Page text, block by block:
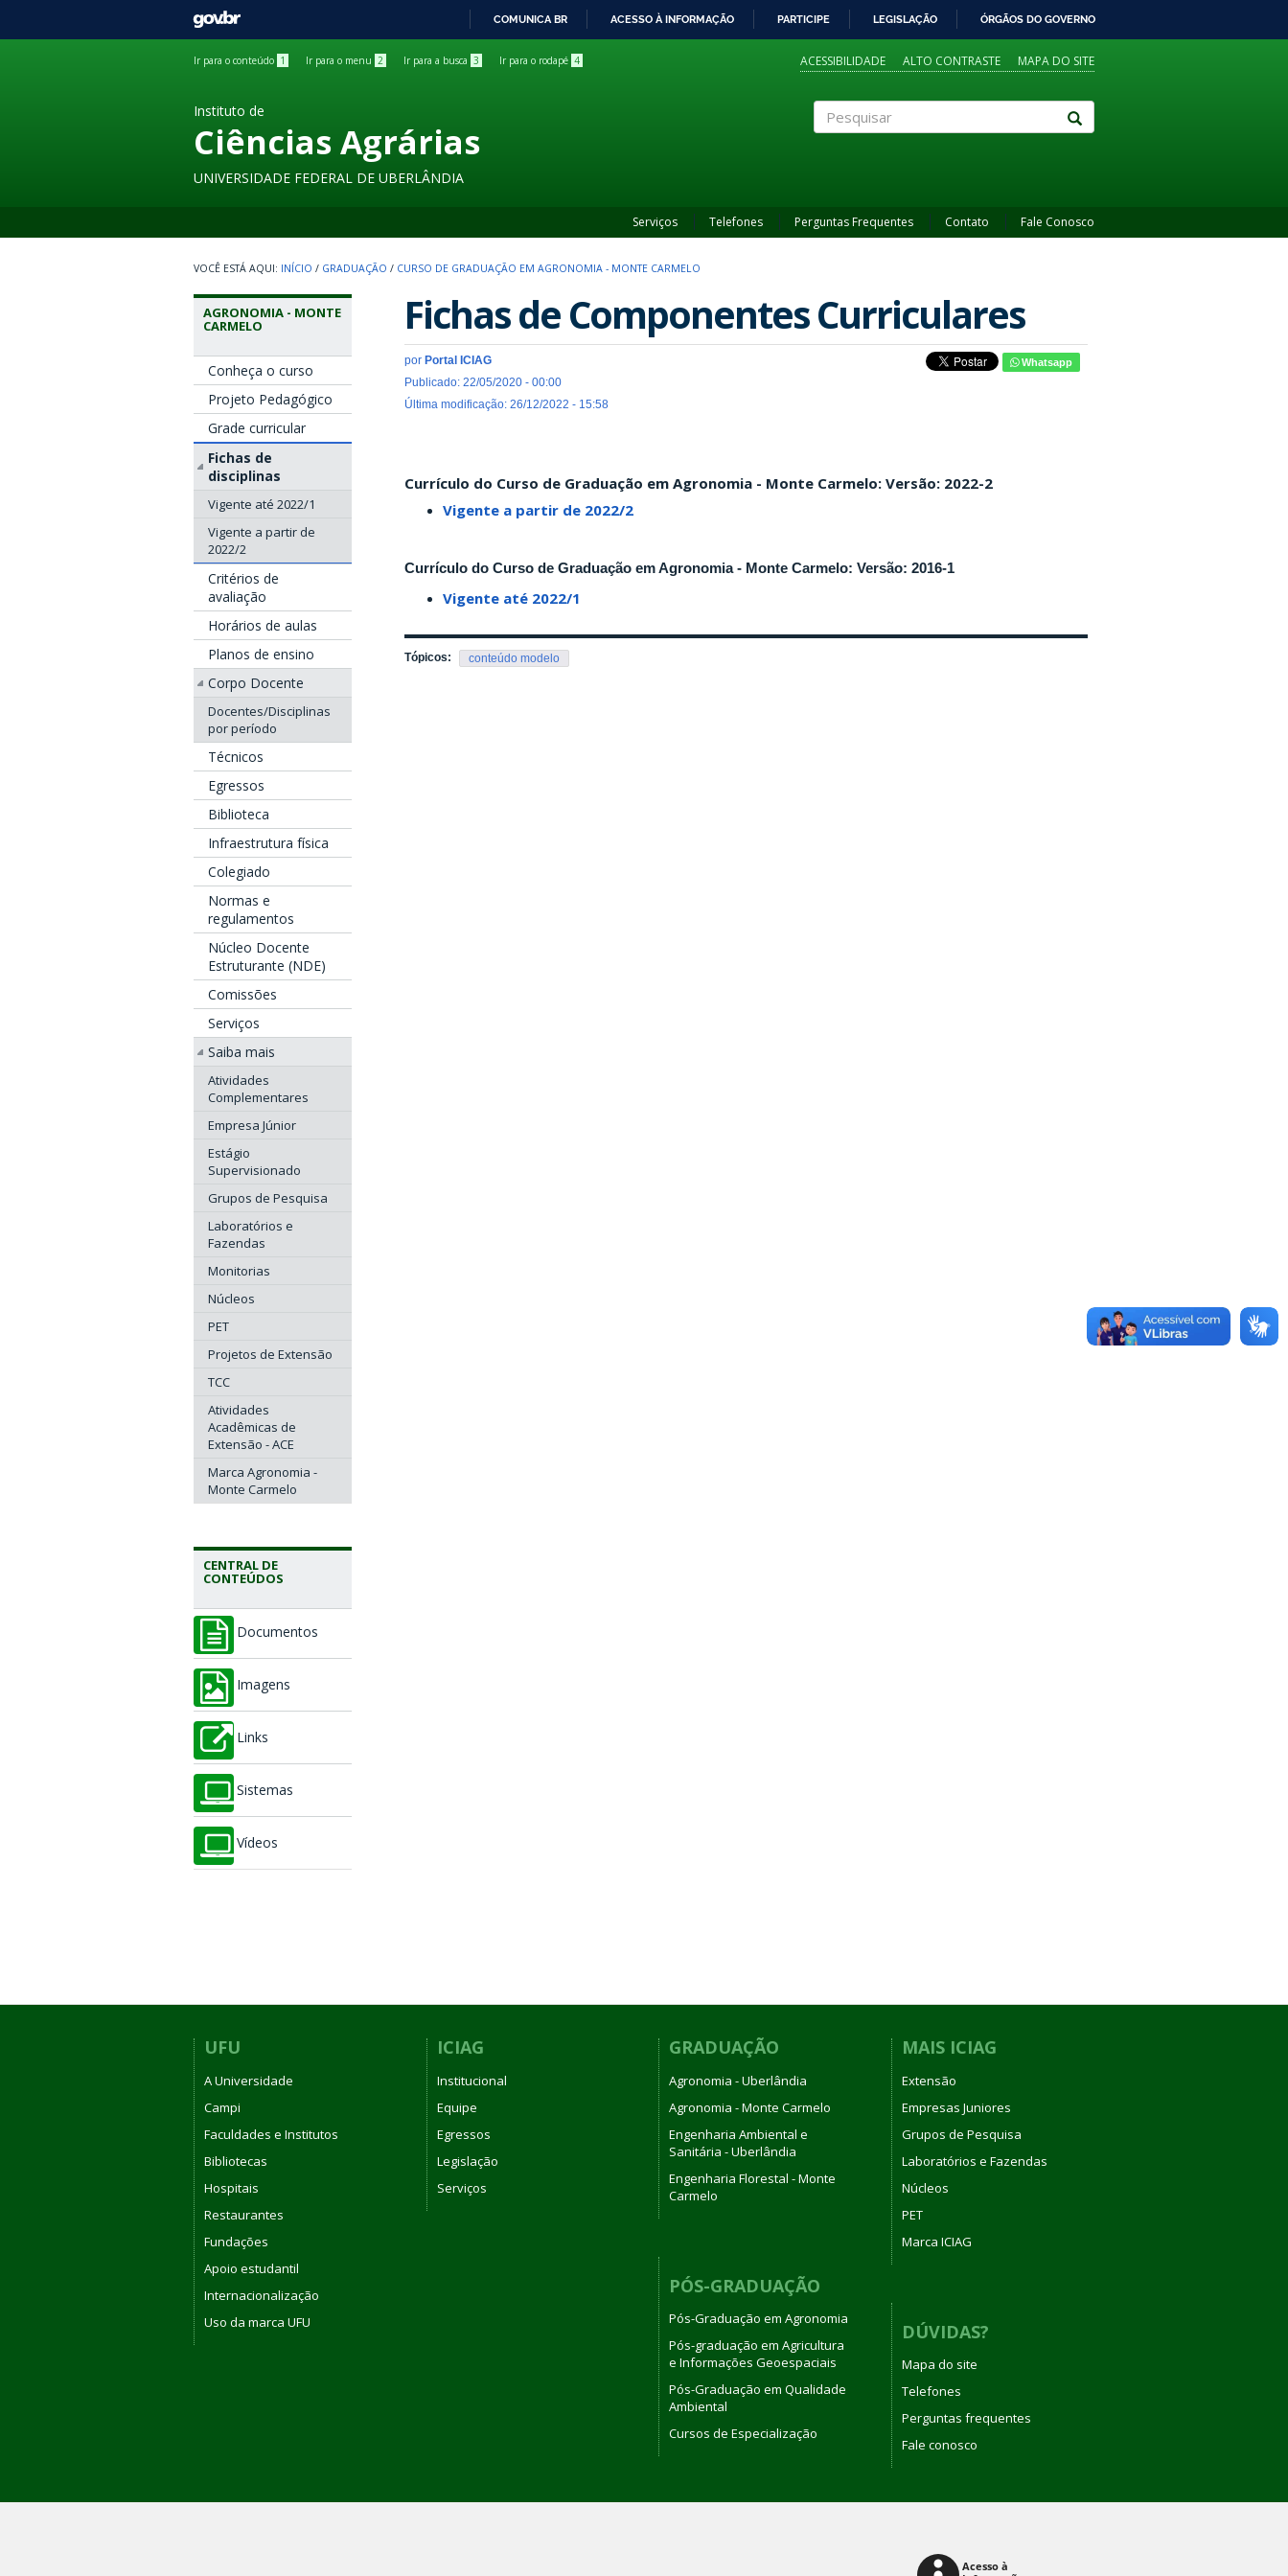
GOVBR
COMUNICA BR ACESSO À INFORMAÇÃO PARTICIPE LEGISLAÇÃO ÓRGÃOS DO GOVERNO
Ir para o conteúdo 1 Ir para o menu 2 Ir para a busca 3 Ir para o rodapé 4 ACESSIBILIDADE ALTO CONTRASTE MAPA DO SITE
Instituto de
Ciências Agrárias
UNIVERSIDADE FEDERAL DE UBERLÂNDIA
Serviços Telefones Perguntas Frequentes Contato Fale Conosco
INÍCIO / GRADUAÇÃO / CURSO DE GRADUAÇÃO EM AGRONOMIA - MONTE CARMELO
AGRONOMIA - MONTE
CARMELO
Conheça o curso
Projeto Pedagógico
Grade curricular
Fichas de
disciplinas
Vigente até 2022/1
Vigente a partir de
2022/2
Critérios de
avaliação
Horários de aulas
Planos de ensino
Corpo Docente
Docentes/Disciplinas
por período
Técnicos
Egressos
Biblioteca
Infraestrutura física
Colegiado
Normas e
regulamentos
Núcleo Docente
Estruturante (NDE)
Comissões
Serviços
Saiba mais
Atividades
Complementares
Empresa Júnior
Estágio
Supervisionado
Grupos de Pesquisa
Laboratórios e
Fazendas
Monitorias
Núcleos
PET
Projetos de Extensão
TCC
Atividades
Acadêmicas de
Extensão - ACE
Marca Agronomia -
Monte Carmelo
CENTRAL DE
CONTEÚDOS
Documentos
Imagens
Links
Sistemas
Vídeos
Fichas de Componentes Curriculares
por Portal ICIAG
Publicado: 22/05/2020 - 00:00
Última modificação: 26/12/2022 - 15:58
Whatsapp
Currículo do Curso de Graduação em Agronomia - Monte Carmelo: Versão: 2022-2
Vigente a partir de 2022/2
Currículo do Curso de Graduação em Agronomia - Monte Carmelo: Versão: 2016-1
Vigente até 2022/1
Tópicos: conteúdo modelo
UFU
A Universidade
Campi
Faculdades e Institutos
Bibliotecas
Hospitais
Restaurantes
Fundações
Apoio estudantil
Internacionalização
Uso da marca UFU
ICIAG
Institucional
Equipe
Egressos
Legislação
Serviços
GRADUAÇÃO
Agronomia - Uberlândia
Agronomia - Monte Carmelo
Engenharia Ambiental e
Sanitária - Uberlândia
Engenharia Florestal - Monte
Carmelo
PÓS-GRADUAÇÃO
Pós-Graduação em Agronomia
Pós-graduação em Agricultura
e Informações Geoespaciais
Pós-Graduação em Qualidade
Ambiental
Cursos de Especialização
MAIS ICIAG
Extensão
Empresas Juniores
Grupos de Pesquisa
Laboratórios e Fazendas
Núcleos
PET
Marca ICIAG
DÚVIDAS?
Mapa do site
Telefones
Perguntas frequentes
Fale conosco